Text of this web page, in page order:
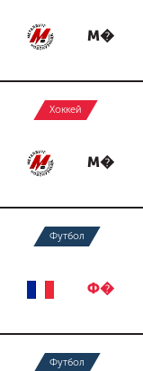
М�
Хоккей
М�
Футбол
Ф�
Футбол